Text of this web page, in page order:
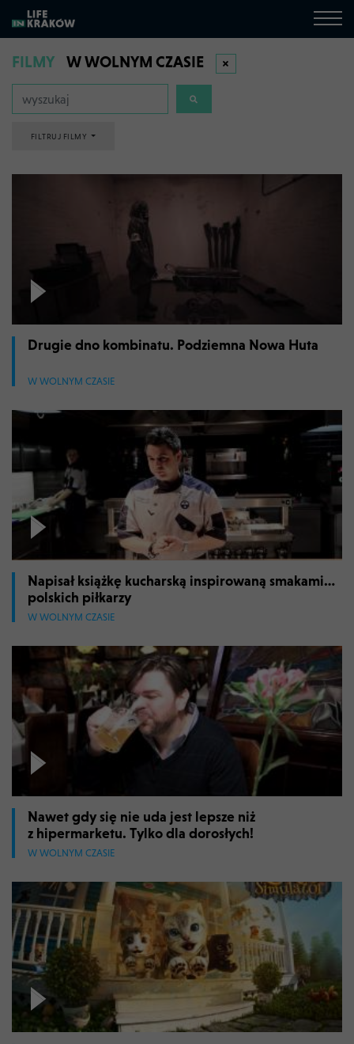
FILMY W WOLNYM CZASIE
FILTRUJ FILMY
Drugie dno kombinatu. Podziemna Nowa Huta
W WOLNYM CZASIE
Napisał książkę kucharską inspirowaną smakami…
polskich piłkarzy
W WOLNYM CZASIE
Nawet gdy się nie uda jest lepsze niż
z hipermarketu. Tylko dla dorosłych!
W WOLNYM CZASIE